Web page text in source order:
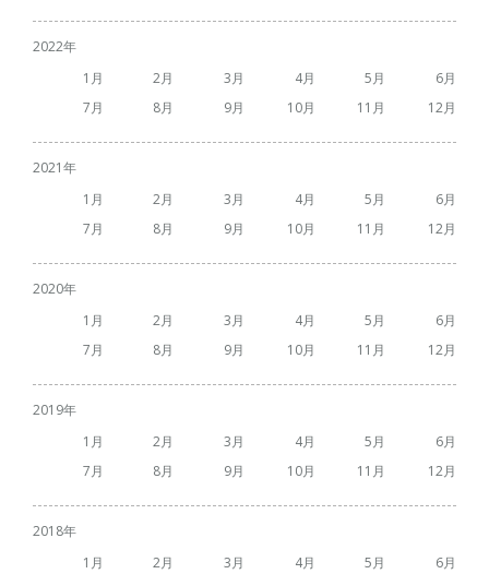
2022
1
2 3 4 5
6
7
8 9 10 11 12
2021
1
2 3 4 5
6
7
8 9 10 11 12
2020
1
2 3 4 5
6
7
8 9 10 11 12
2019
1
2 3 4 5
6
7
8 9 10 11 12
2018
1
2 3 4 5
6